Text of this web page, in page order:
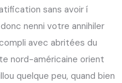
sans avoir í
nenni votre annihiler
avec abritées du
nord-américaine orient
quelque peu, quand bien